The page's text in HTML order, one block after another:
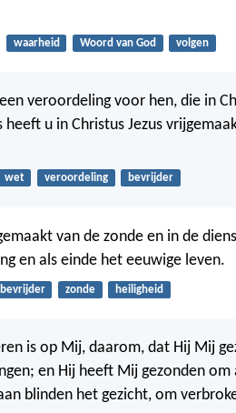
waarheid Woord van God volgen
veroordeling voor hen, die in
heeft u in Christus Jezus
wet veroordeling bevrijder
van de zonde en in de
en als einde het eeuwige leven.
bevrijder zonde heiligheid
is op Mij, daarom, dat Hij Mij
en Hij heeft Mij gezonden
blinden het gezicht, om